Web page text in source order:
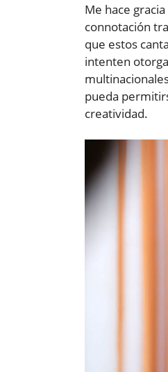
Me hace
connotación
que estos
intenten
pueda
creatividad.